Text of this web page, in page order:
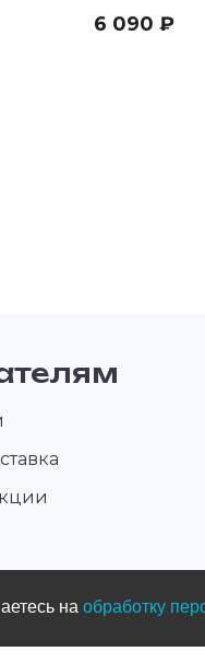
6 090 ₽
на обработку